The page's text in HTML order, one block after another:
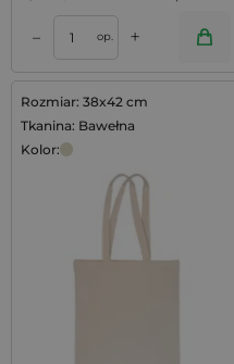
– op. +
Rozmiar: 38x42 cm
Tkanina: Bawełna
Kolor: